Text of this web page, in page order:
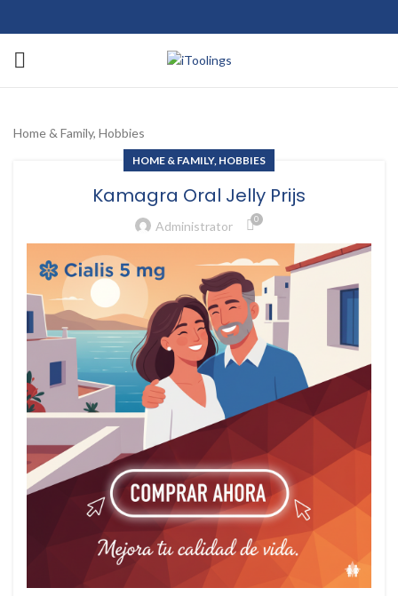
Home & Family, Hobbies
HOME & FAMILY, HOBBIES
Kamagra Oral Jelly Prijs
Administrator 0